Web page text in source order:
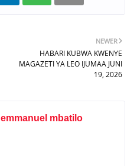
NEWER
HABARI KUBWA KWENYE
MAGAZETI YA LEO IJUMAA JUNI
19, 2026
emmanuel mbatilo